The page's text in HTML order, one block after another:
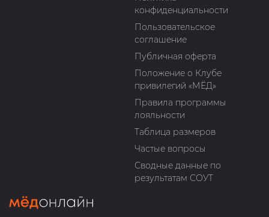
конфиденциальности
Пользовательское
соглашение
Публичная оферта
Положение о Клубе
привилегий «МЁД»
Правила программы
лояльности
Таблица размеров
Частые вопросы
Сводные данные по
результатам СОУТ